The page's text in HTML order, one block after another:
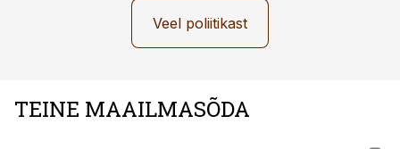
Veel poliitikast
TEINE MAAILMASÕDA